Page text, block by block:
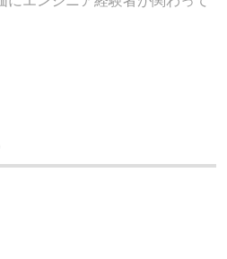
aws-codedeploy
る、技術やワークフローの標準
行役員として、エンジニアリ
に参加している
いった個人の環境は、各自の責